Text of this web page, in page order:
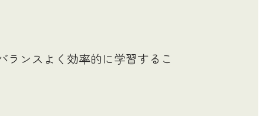
ンスよく効率的に学習するこ